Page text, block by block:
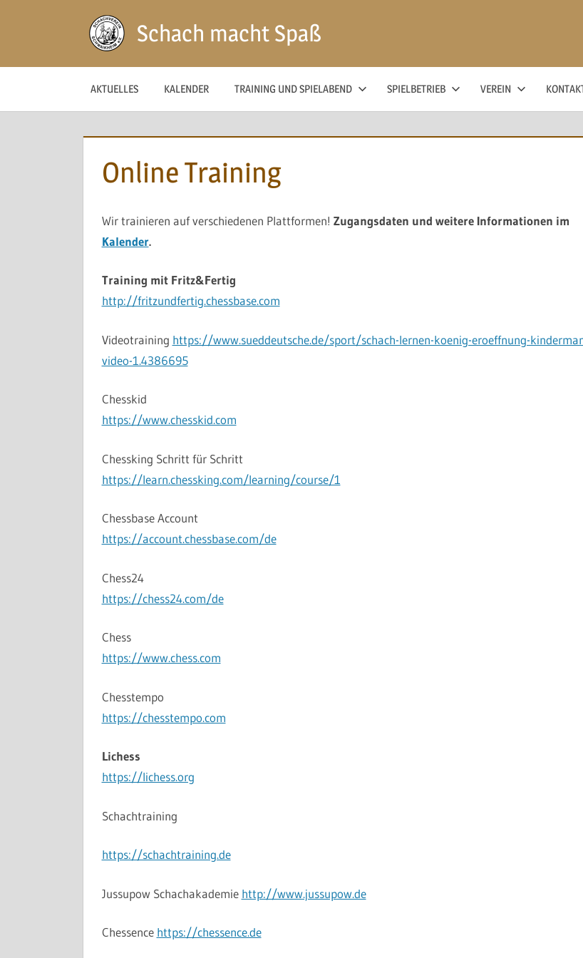
Schach macht Spaß
AKTUELLES KALENDER TRAINING UND SPIELABEND SPIELBETRIEB VEREIN
Online Training
Wir trainieren auf verschiedenen Plattformen! Zugangsdaten und weitere Informationen im
Kalender.
Training mit Fritz&Fertig
http://fritzundfertig.chessbase.com
Videotraining https://www.sueddeutsche.de/sport/schach-lernen-koenig-eroeffnung-
video-1.4386695
Chesskid
https://www.chesskid.com
Chessking Schritt für Schritt
https://learn.chessking.com/learning/course/1
Chessbase Account
https://account.chessbase.com/de
Chess24
https://chess24.com/de
Chess
https://www.chess.com
Chesstempo
https://chesstempo.com
Lichess
https://lichess.org
Schachtraining
https://schachtraining.de
Jussupow Schachakademie http://www.jussupow.de
Chessence https://chessence.de